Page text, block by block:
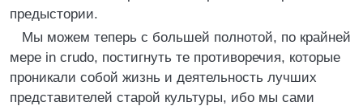
предыстории.
Мы можем теперь с большей полнотой, по крайней
мере in crudo, постигнуть те противоречия, которые
проникали собой жизнь и деятельность лучших
представителей старой культуры, ибо мы сами